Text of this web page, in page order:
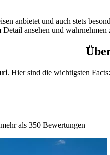
anbietet und auch stets
ansehen und wahrnehmen
. Hier sind die wichtigsten Facts:
als 350 Bewertungen